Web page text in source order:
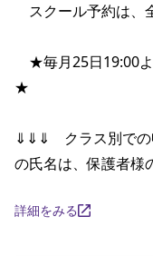
スクール予約は、
★毎月25日19:00よ
★
⇓⇓⇓　クラス別での
の氏名は、保護者様
詳細をみる